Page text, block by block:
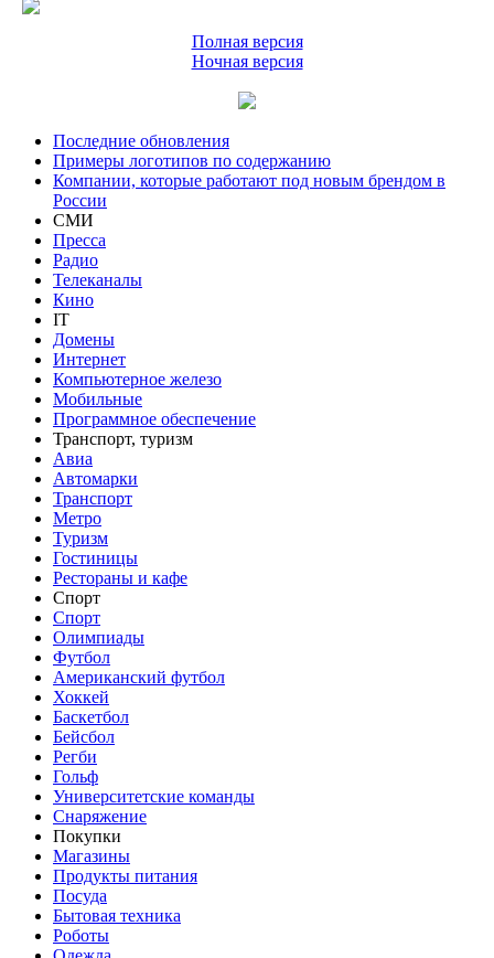
Полная версия
Ночная версия
Последние обновления
Примеры логотипов по содержанию
Компании, которые работают под новым брендом в
России
СМИ
Пресса
Радио
Телеканалы
Кино
IT
Домены
Интернет
Компьютерное железо
Мобильные
Программное обеспечение
Транспорт, туризм
Авиа
Автомарки
Транспорт
Метро
Туризм
Гостиницы
Рестораны и кафе
Спорт
Спорт
Олимпиады
Футбол
Американский футбол
Хоккей
Баскетбол
Бейсбол
Регби
Гольф
Университетские команды
Снаряжение
Покупки
Магазины
Продукты питания
Посуда
Бытовая техника
Роботы